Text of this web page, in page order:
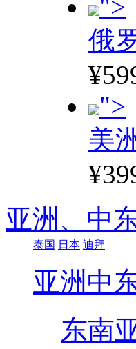
">
俄
">
美
亚洲、 中
泰国 日本 迪拜
亚洲 中
东南